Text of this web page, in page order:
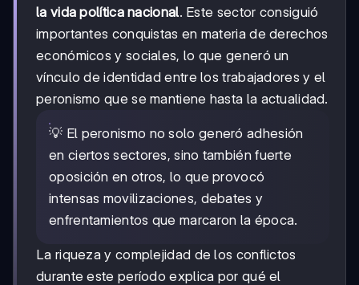
la vida política nacional. Este sector consiguió
importantes conquistas en materia de derechos
económicos y sociales, lo que generó un
vínculo de identidad entre los trabajadores y el
peronismo que se mantiene hasta la actualidad.
💡 El peronismo no solo generó adhesión
en ciertos sectores, sino también fuerte
oposición en otros, lo que provocó
intensas movilizaciones, debates y
enfrentamientos que marcaron la época.
La riqueza y complejidad de los conflictos
durante este período explica por qué el